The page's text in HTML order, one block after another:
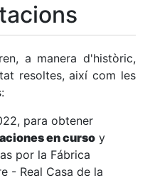
a manera d'històric,
resoltes, així com les
para obtener
en curso y
por la Fábrica
- Real Casa de la